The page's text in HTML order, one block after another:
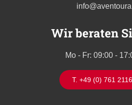
Wir beraten
Mo - Fr: 09:00 -
T. +49 (0) 761